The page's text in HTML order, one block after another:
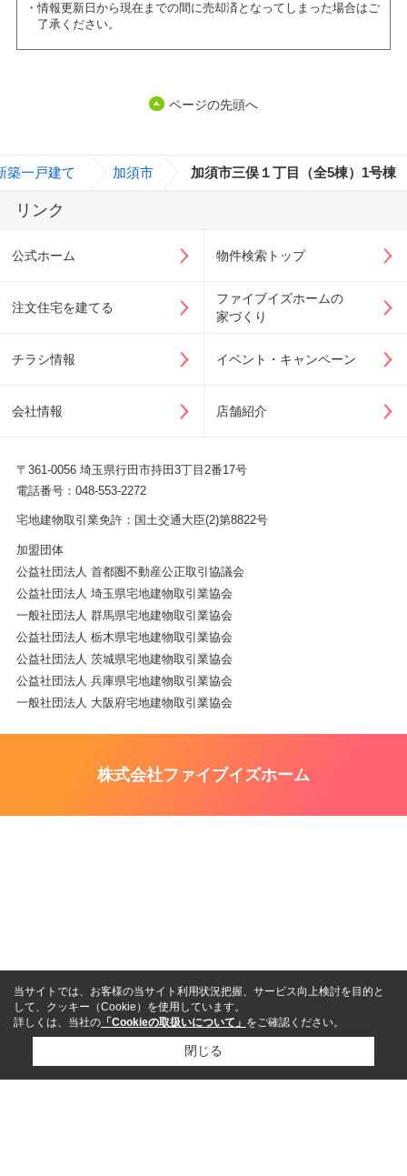
情報更新日から現在までの間に売却済となってしまった場合はご
了承ください。
ページの先頭へ
築一戸建て 加須市 加須市三俣１丁目（全5棟）1号棟
リンク
公式ホーム 物件検索トップ
注文住宅を建てる
ファイブイズホームの
家づくり
チラシ情報 イベント・キャンペーン
会社情報 店舗紹介
〒361-0056 埼玉県行田市持田3丁目2番17号
電話番号：048-553-2272
宅地建物取引業免許：国土交通大臣(2)第8822号
加盟団体
公益社団法人 首都圏不動産公正取引協議会
公益社団法人 埼玉県宅地建物取引業協会
一般社団法人 群馬県宅地建物取引業協会
公益社団法人 栃木県宅地建物取引業協会
公益社団法人 茨城県宅地建物取引業協会
公益社団法人 兵庫県宅地建物取引業協会
一般社団法人 大阪府宅地建物取引業協会
株式会社ファイブイズホーム
当サイトでは、お客様の当サイト利用状況把握、サービス向上検討を目的と
して、クッキー（Cookie）を使用しています。
詳しくは、当社の 「Cookieの取扱いについて」 をご確認ください。
閉じる